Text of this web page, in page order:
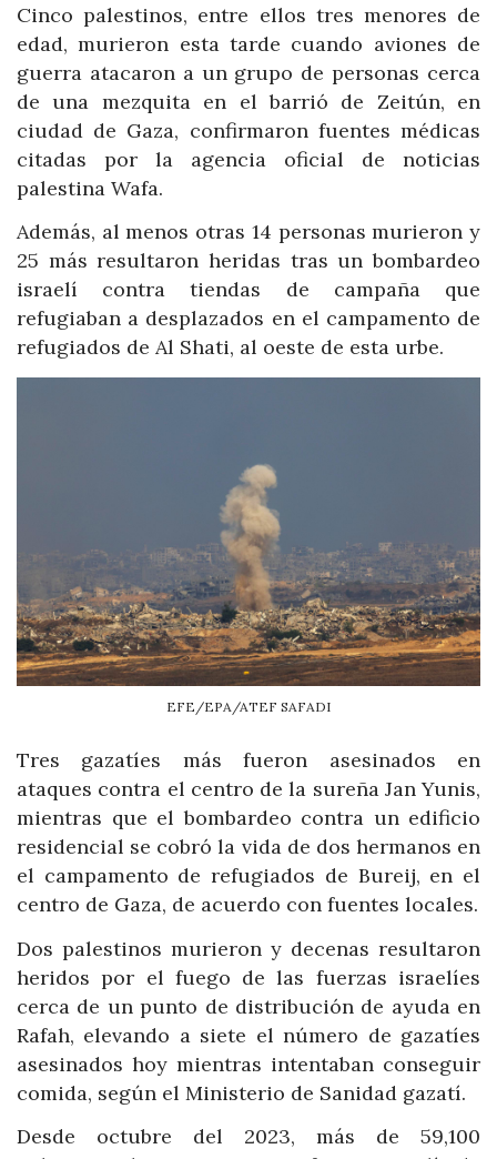
Cinco palestinos, entre ellos tres menores de
edad, murieron esta tarde cuando aviones de
guerra atacaron a un grupo de personas cerca
de una mezquita en el barrió de Zeitún, en
ciudad de Gaza, confirmaron fuentes médicas
citadas por la agencia oficial de noticias
palestina Wafa.
Además, al menos otras 14 personas murieron y
25 más resultaron heridas tras un bombardeo
israelí contra tiendas de campaña que
refugiaban a desplazados en el campamento de
refugiados de Al Shati, al oeste de esta urbe.
EFE/EPA/ATEF SAFADI
Tres gazatíes más fueron asesinados en
ataques contra el centro de la sureña Jan Yunis,
mientras que el bombardeo contra un edificio
residencial se cobró la vida de dos hermanos en
el campamento de refugiados de Bureij, en el
centro de Gaza, de acuerdo con fuentes locales.
Dos palestinos murieron y decenas resultaron
heridos por el fuego de las fuerzas israelíes
cerca de un punto de distribución de ayuda en
Rafah, elevando a siete el número de gazatíes
asesinados hoy mientras intentaban conseguir
comida, según el Ministerio de Sanidad gazatí.
Desde octubre del 2023, más de 59,100